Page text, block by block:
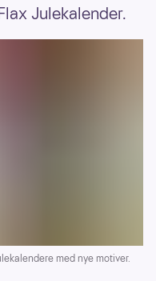
Julekalender.
med nye motiver.